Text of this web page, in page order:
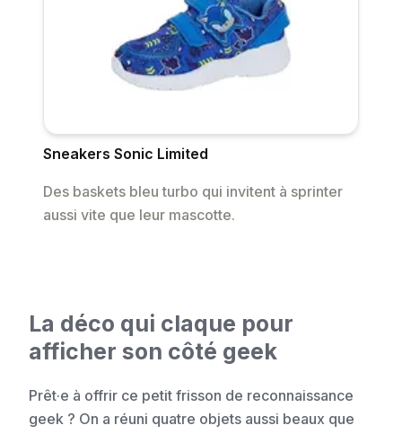
Sneakers Sonic Limited
Des baskets bleu turbo qui invitent à sprinter
aussi vite que leur mascotte.
La déco qui claque pour
afficher son côté geek
Prêt·e à offrir ce petit frisson de reconnaissance
geek ? On a réuni quatre objets aussi beaux que